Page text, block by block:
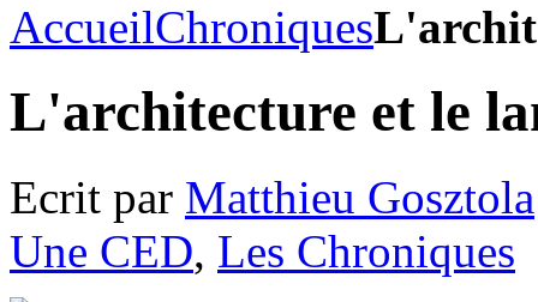
AccueilChroniques
L'architecture et le
Ecrit par Matthieu Gosztola
Une CED, Les Chroniques